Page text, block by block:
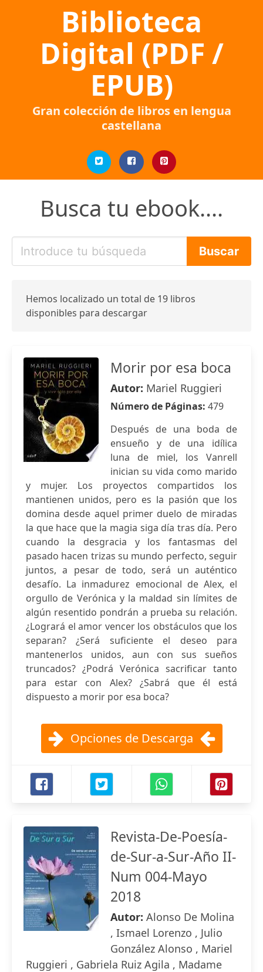
Biblioteca
Digital (PDF /
EPUB)
Gran colección de libros en lengua
castellana
Busca tu ebook....
Hemos localizado un total de 19 libros
disponibles para descargar
Morir por esa boca
Autor: Mariel Ruggieri
Número de Páginas: 479
Después de una boda de
ensueño y de una idílica
luna de miel, los Vanrell
inician su vida como marido
y mujer. Los proyectos compartidos los
mantienen unidos, pero es la pasión que los
domina desde aquel primer duelo de miradas
la que hace que la magia siga día tras día. Pero
cuando la desgracia y los fantasmas del
pasado hacen trizas su mundo perfecto, seguir
juntos, a pesar de todo, será un auténtico
desafío. La inmadurez emocional de Alex, el
orgullo de Verónica y la maldad sin límites de
algún resentido pondrán a prueba su relación.
¿Logrará el amor vencer los obstáculos que los
separan? ¿Será suficiente el deseo para
mantenerlos unidos, aun con sus sueños
truncados? ¿Podrá Verónica sacrificar tanto
para estar con Alex? ¿Sabrá que él está
dispuesto a morir por esa boca?
Opciones de Descarga
Revista-De-Poesía-
de-Sur-a-Sur-Año II-
Num 004-Mayo
2018
Autor: Alonso De Molina
, Ismael Lorenzo , Julio
González Alonso , Mariel
Ruggieri , Gabriela Ruiz Agila , Madame